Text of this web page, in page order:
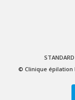
© Clinique épilation